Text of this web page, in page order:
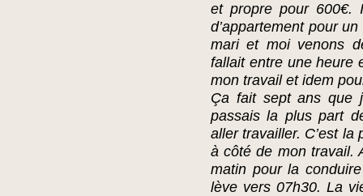
et propre pour 600€.
d’appartement pour
mari et moi venons
fallait entre une heure
mon travail et idem
Ça fait sept ans que
passais la plus part
aller travailler. C’est la
à côté de mon travail.
matin pour la
lève vers 07h30. La